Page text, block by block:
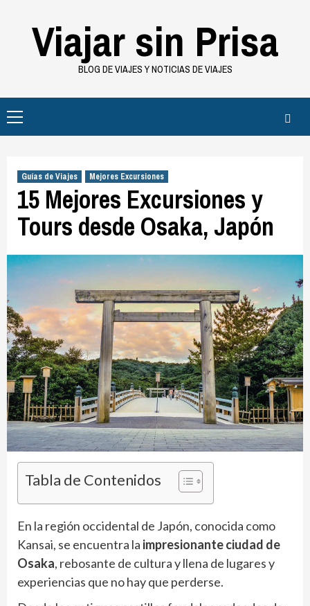
contenidoViajar sin Prisa
BLOG DE VIAJES Y NOTICIAS DE VIAJES
principal
Guías de Viajes Mejores Excursiones
15 Mejores Excursiones y
Tours desde Osaka, Japón
Tabla de Contenidos
En la región occidental de Japón, conocida como
Kansai, se encuentra la impresionante ciudad de
Osaka, rebosante de cultura y llena de lugares y
experiencias que no hay que perderse.